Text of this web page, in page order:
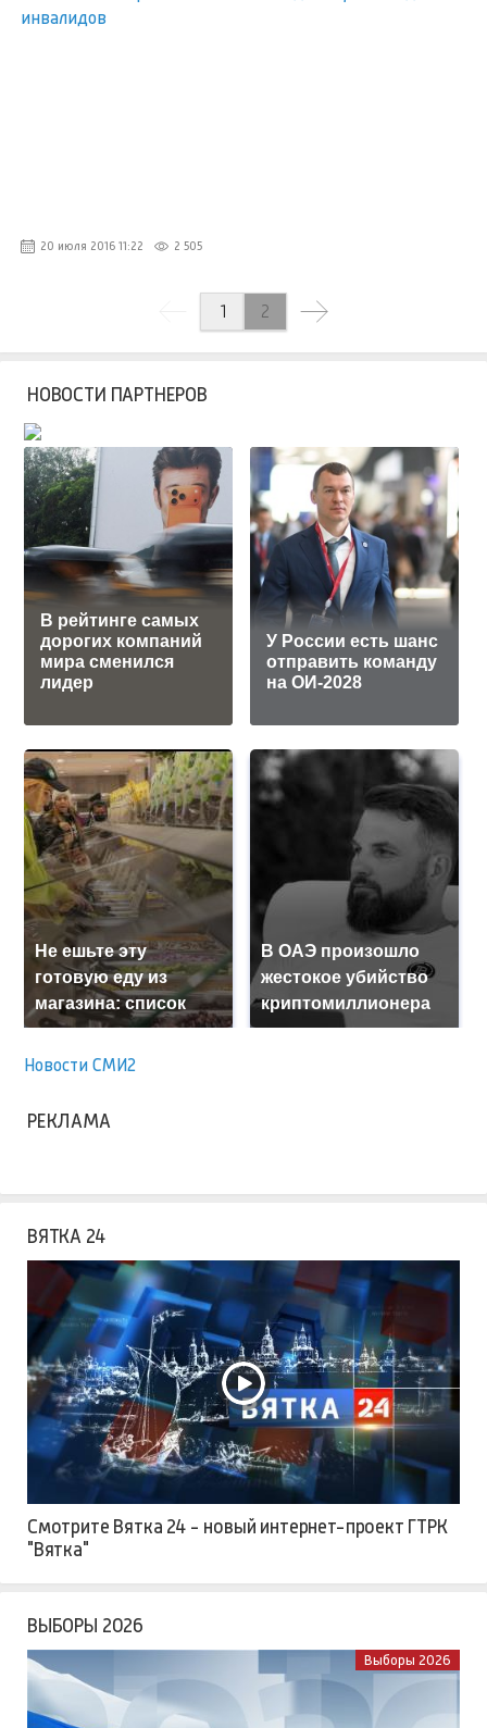
20 июля 2016 11:22 2 505
1 2
НОВОСТИ ПАРТНЕРОВ
В рейтинге самых
дорогих компаний
мира сменился
лидер
У России есть шанс
отправить команду
на ОИ-2028
Не ешьте эту
готовую еду из
магазина: список
В ОАЭ произошло
жестокое убийство
криптомиллионера
Новости СМИ2
РЕКЛАМА
ВЯТКА 24
Смотрите Вятка 24 - новый интернет-проект ГТРК
"Вятка"
ВЫБОРЫ 2026
Выборы 2026